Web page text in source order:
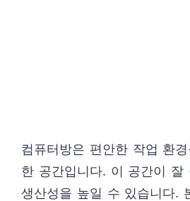
컴퓨터방은 편안한 작업 환
한 공간입니다. 이 공간이 잘
생산성을 높일 수 있습니다.